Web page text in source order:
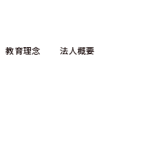
教育理念 法人概要